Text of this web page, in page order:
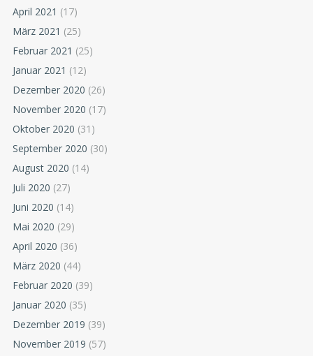
April 2021 (17)
März 2021 (25)
Februar 2021 (25)
Januar 2021 (12)
Dezember 2020 (26)
November 2020 (17)
Oktober 2020 (31)
September 2020 (30)
August 2020 (14)
Juli 2020 (27)
Juni 2020 (14)
Mai 2020 (29)
April 2020 (36)
März 2020 (44)
Februar 2020 (39)
Januar 2020 (35)
Dezember 2019 (39)
November 2019 (57)